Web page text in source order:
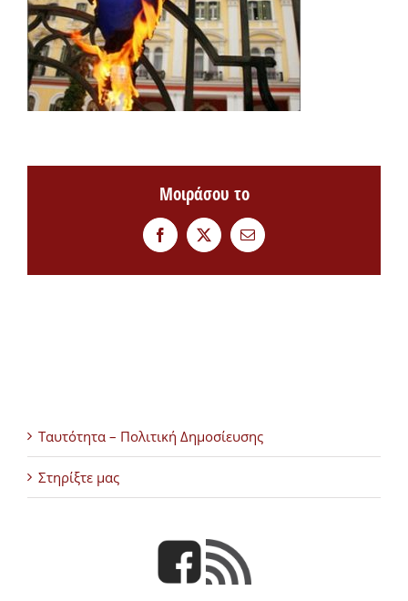
Μοιράσου το
FacebookTwitterEmail
Ταυτότητα – Πολιτική Δημοσίευσης
Στηρίξτε μας